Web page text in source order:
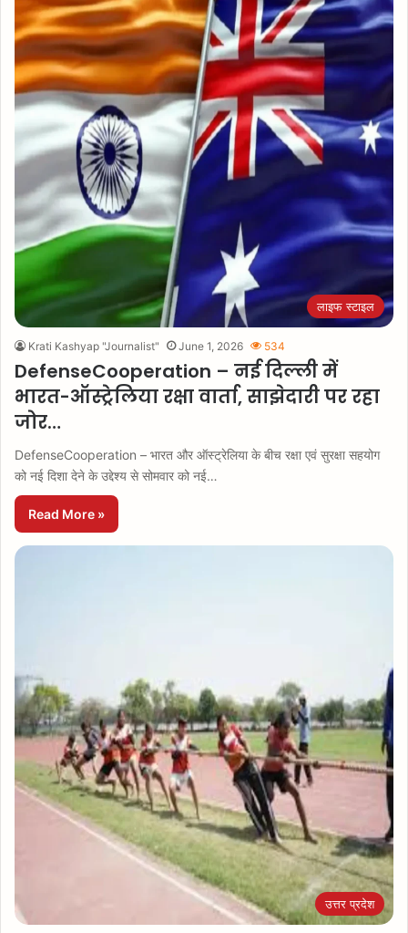
लाइफ स्टाइल
Krati Kashyap "Journalist" June 1, 2026 534
DefenseCooperation – नई दिल्ली में
भारत-ऑस्ट्रेलिया रक्षा वार्ता, साझेदारी पर रहा
जोर…
DefenseCooperation – भारत और ऑस्ट्रेलिया के बीच रक्षा एवं सुरक्षा सहयोग
को नई दिशा देने के उद्देश्य से सोमवार को नई…
Read More »
उत्तर प्रदेश